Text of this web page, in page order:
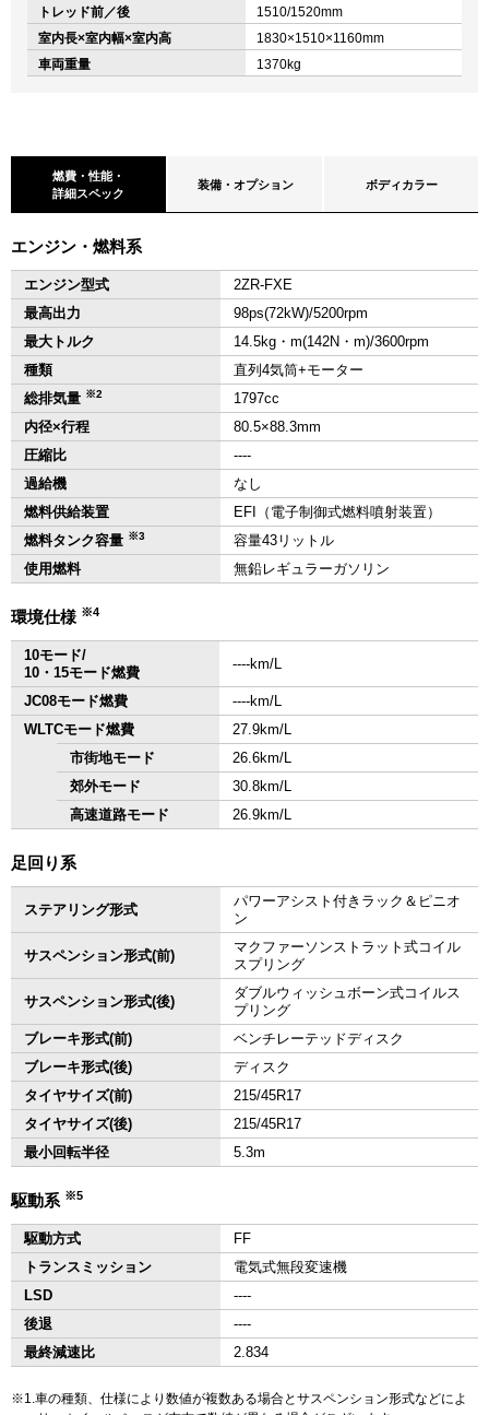
トレッド前／後
1510/1520mm
室内長×室内幅×室内高
1830×1510×1160mm
車両重量
1370kg
燃費・性能・
詳細スペック
装備・オプション ボディカラー
エンジン・燃料系
エンジン型式
2ZR-FXE
最高出力
98ps(72kW)/5200rpm
最大トルク
14.5kg・m(142N・m)/3600rpm
種類
直列4気筒+モーター
総排気量 ※2
1797cc
内径×行程
80.5×88.3mm
圧縮比
‐‐‐‐
過給機
なし
燃料供給装置
EFI（電子制御式燃料噴射装置）
燃料タンク容量 ※3
容量43リットル
使用燃料
無鉛レギュラーガソリン
環境仕様 ※4
10モード/
10・15モード燃費
‐‐‐‐km/L
JC08モード燃費
‐‐‐‐km/L
WLTCモード燃費
27.9km/L
市街地モード
26.6km/L
郊外モード
30.8km/L
高速道路モード
26.9km/L
足回り系
ステアリング形式
パワーアシスト付きラック＆ピニオ
ン
サスペンション形式(前)
マクファーソンストラット式コイル
スプリング
サスペンション形式(後)
ダブルウィッシュボーン式コイルス
プリング
ブレーキ形式(前)
ベンチレーテッドディスク
ブレーキ形式(後)
ディスク
タイヤサイズ(前)
215/45R17
タイヤサイズ(後)
215/45R17
最小回転半径
5.3m
駆動系 ※5
駆動方式
FF
トランスミッション
電気式無段変速機
LSD
‐‐‐‐
後退
‐‐‐‐
最終減速比
2.834
1.車の種類、仕様により数値が複数ある場合とサスペンション形式などによ